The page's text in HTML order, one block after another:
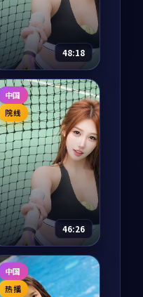
48:18
海风从南来
电视剧 2025
主演：长泽雅美、阿
部宽 等
冲绳石垣岛的潜水教
练志保收到一份来自
神户的旧明信片，落
款人正是十二年前在
岛上失踪的初恋。一
封封慢慢寄到的明信
片，把太平洋的风温
柔地吹回岸边。
85,811 8.7 爱情
中国
院线
46:26
千里江山图
电视剧 2025
中国
热播